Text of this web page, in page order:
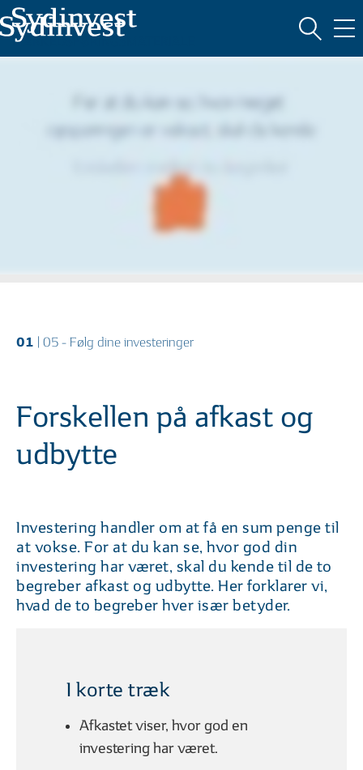
MARKEDSFØRINGSMATERIALE
01 | 05 - Følg dine investeringer
Forskellen på afkast og
udbytte
Investering handler om at få en sum penge til
at vokse. For at du kan se, hvor god din
investering har været, skal du kende til de to
begreber afkast og udbytte. Her forklarer vi,
hvad de to begreber hver især betyder.
I korte træk
Afkastet viser, hvor god en
investering har været.
Oversigt
01| 09 LÆST
FORSKELLIGE INVESTERINGSMULIGHEDER